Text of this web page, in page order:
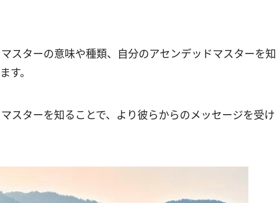
スターの意味や種類、自分のアセンデッドマスターを知
す。
スターを知ることで、より彼らからのメッセージを受け